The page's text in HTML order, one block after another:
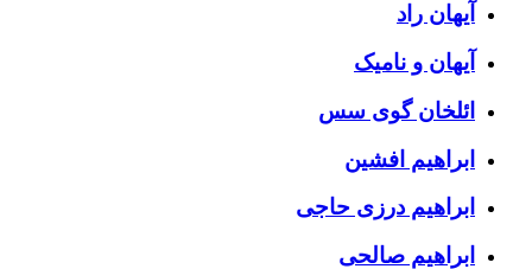
آیهان راد
آیهان و نامیک
ائلخان گوی سس
ابراهیم افشین
ابراهیم درزی حاجی
ابراهیم صالحی